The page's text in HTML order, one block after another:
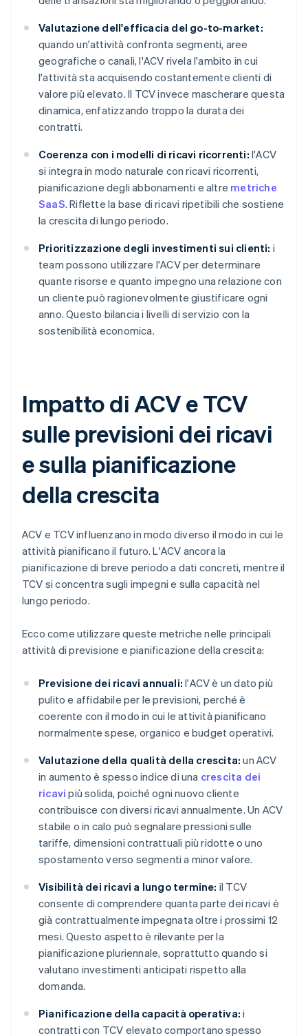
Valutazione dell'efficacia del go-to-market:
quando un'attività confronta segmenti, aree
geografiche o canali, l'ACV rivela l'ambito in cui
l'attività sta acquisendo costantemente clienti di
valore più elevato. Il TCV invece mascherare questa
dinamica, enfatizzando troppo la durata dei
contratti.
Coerenza con i modelli di ricavi ricorrenti: l'ACV
si integra in modo naturale con ricavi ricorrenti,
pianificazione degli abbonamenti e altre metriche
SaaS. Riflette la base di ricavi ripetibili che sostiene
la crescita di lungo periodo.
Prioritizzazione degli investimenti sui clienti: i
team possono utilizzare l'ACV per determinare
quante risorse e quanto impegno una relazione con
un cliente può ragionevolmente giustificare ogni
anno. Questo bilancia i livelli di servizio con la
sostenibilità economica.
Impatto di ACV e TCV
sulle previsioni dei ricavi
e sulla pianificazione
della crescita
ACV e TCV influenzano in modo diverso il modo in cui le
attività pianificano il futuro. L'ACV ancora la
pianificazione di breve periodo a dati concreti, mentre il
TCV si concentra sugli impegni e sulla capacità nel
lungo periodo.
Ecco come utilizzare queste metriche nelle principali
attività di previsione e pianificazione della crescita:
Previsione dei ricavi annuali: l'ACV è un dato più
pulito e affidabile per le previsioni, perché è
coerente con il modo in cui le attività pianificano
normalmente spese, organico e budget operativi.
Valutazione della qualità della crescita: un ACV
in aumento è spesso indice di una crescita dei
ricavi più solida, poiché ogni nuovo cliente
contribuisce con diversi ricavi annualmente. Un ACV
stabile o in calo può segnalare pressioni sulle
tariffe, dimensioni contrattuali più ridotte o uno
spostamento verso segmenti a minor valore.
Visibilità dei ricavi a lungo termine: il TCV
consente di comprendere quanta parte dei ricavi è
già contrattualmente impegnata oltre i prossimi 12
mesi. Questo aspetto è rilevante per la
pianificazione pluriennale, soprattutto quando si
valutano investimenti anticipati rispetto alla
domanda.
Pianificazione della capacità operativa: i
contratti con TCV elevato comportano spesso